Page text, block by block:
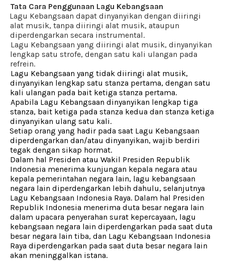
Tata Cara Penggunaan Lagu Kebangsaan
Lagu Kebangsaan dapat dinyanyikan dengan diiringi
alat musik, tanpa diiringi alat musik, ataupun
diperdengarkan secara instrumental.
Lagu Kebangsaan yang diiringi alat musik, dinyanyikan
lengkap satu strofe, dengan satu kali ulangan pada
refrein.
Lagu Kebangsaan yang tidak diiringi alat musik,
dinyanyikan lengkap satu stanza pertama, dengan satu
kali ulangan pada bait ketiga stanza pertama.
Apabila Lagu Kebangsaan dinyanyikan lengkap tiga
stanza, bait ketiga pada stanza kedua dan stanza ketiga
dinyanyikan ulang satu kali.
Setiap orang yang hadir pada saat Lagu Kebangsaan
diperdengarkan dan/atau dinyanyikan, wajib berdiri
tegak dengan sikap hormat.
Dalam hal Presiden atau Wakil Presiden Republik
Indonesia menerima kunjungan kepala negara atau
kepala pemerintahan negara lain, lagu kebangsaan
negara lain diperdengarkan lebih dahulu, selanjutnya
Lagu Kebangsaan Indonesia Raya. Dalam hal Presiden
Republik Indonesia menerima duta besar negara lain
dalam upacara penyerahan surat kepercayaan, lagu
kebangsaan negara lain diperdengarkan pada saat duta
besar negara lain tiba, dan Lagu Kebangsaan Indonesia
Raya diperdengarkan pada saat duta besar negara lain
akan meninggalkan istana.